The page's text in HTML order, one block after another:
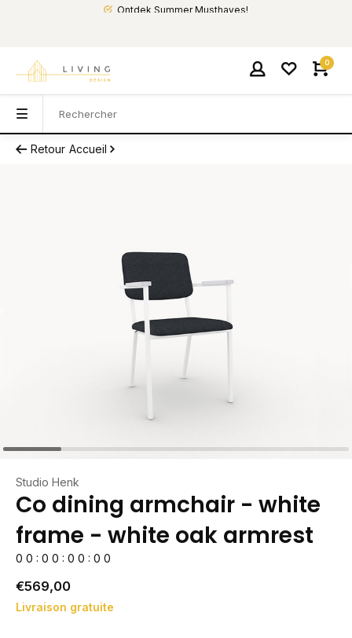
Ontdek Summer Musthaves!
0
Retour Accueil
Studio Henk
Co dining armchair - white
frame - white oak armrest
0 0 : 0 0 : 0 0 : 0 0
€569,00
Livraison gratuite